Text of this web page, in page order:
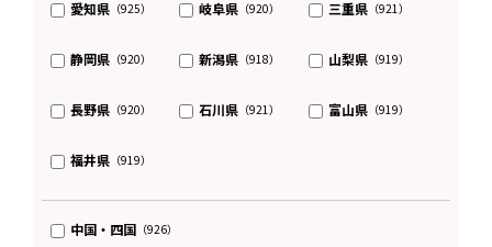
愛知県（925） 岐阜県 （920） 三重県 （921）
静岡県（920） 新潟県 （918） 山梨県 （919）
長野県（920） 石川県 （921） 富山県 （919）
福井県（919）
中国・四国（926）